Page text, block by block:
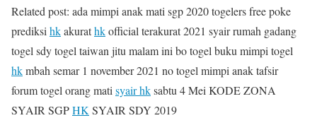
Related post: ada mimpi anak mati sgp 2020 togelers free poke
prediksi hkakurathkofficial terakurat 2021 syair rumah gadang
togel sdy togel taiwan jitu malam ini bo togel buku mimpi togel
hkmbah semar 1 november 2021 no togel mimpi anak tafsir
forum togel orang mati syair hksabtu 4 Mei KODE ZONA
SYAIR SGPHK SYAIR SDY 2019